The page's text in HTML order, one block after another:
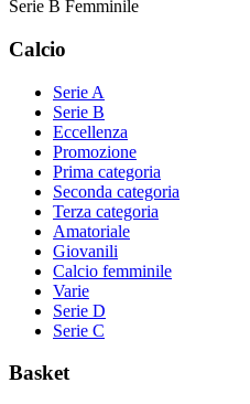
Serie B Femminile
Calcio
Serie A
Serie B
Eccellenza
Promozione
Prima categoria
Seconda categoria
Terza categoria
Amatoriale
Giovanili
Calcio femminile
Varie
Serie D
Serie C
Basket